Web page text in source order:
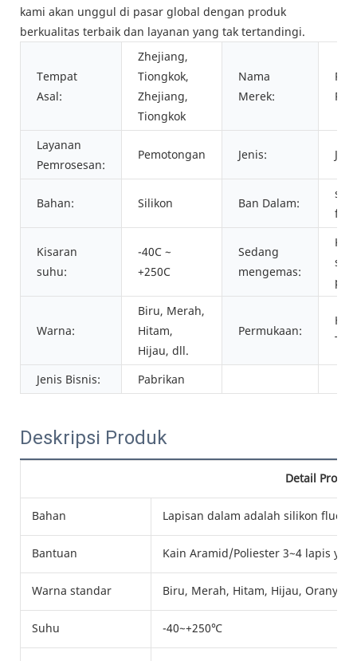
kami akan unggul di pasar global dengan produk
berkualitas terbaik dan layanan yang tak tertandingi.
Tempat
Asal:
Zhejiang,
Tiongkok,
Zhejiang,
Tiongkok
Nama
Merek:
Layanan
Pemrosesan:
Pemotongan Jenis: JCB
Bahan: Silikon Ban Dalam:
Kisaran
suhu:
-40C ~
+250C
Sedang
mengemas:
Warna:
Biru, Merah,
Hitam,
Hijau, dll.
Permukaan:
Jenis Bisnis: Pabrikan
Deskripsi Produk
Detail Produk
Bahan Lapisan dalam adalah silikon
Bantuan Kain Aramid/Poliester 3~4 lapis
Warna standar Biru, Merah, Hitam, Hijau, Oranye,
Suhu -40~+250℃